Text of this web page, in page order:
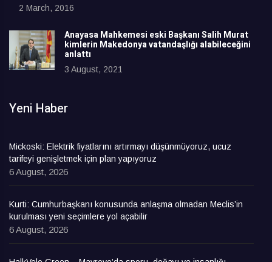
2 March, 2016
Anayasa Mahkemesi eski Başkanı Salih Murat
kimlerin Makedonya vatandaşlığı alabileceğini
anlattı
3 August, 2021
Yeni Haber
Mickoski: Elektrik fiyatlarını artırmayı düşünmüyoruz, ucuz
tarifeyi genişletmek için plan yapıyoruz
6 August, 2026
Kurti: Cumhurbaşkanı konusunda anlaşma olmadan Meclis’in
kurulması yeni seçimlere yol açabilir
6 August, 2026